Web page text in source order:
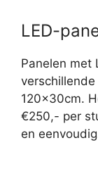
LED-
Panelen met
120x30cm.
€250,- per
en